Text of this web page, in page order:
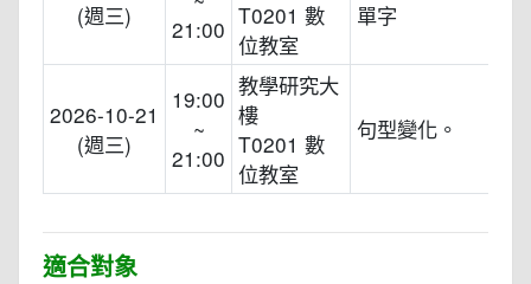
(週三)
21:00 T0201 數
位教室
單字
2026-10-21
(週三)
19:00
~
21:00
教學研究大
樓
T0201 數
位教室
句型變化。
適合對象